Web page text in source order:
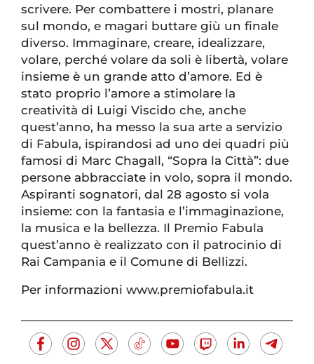
scrivere. Per combattere i mostri, planare
sul mondo, e magari buttare giù un finale
diverso. Immaginare, creare, idealizzare,
volare, perché volare da soli è libertà, volare
insieme è un grande atto d’amore. Ed è
stato proprio l’amore a stimolare la
creatività di Luigi Viscido che, anche
quest’anno, ha messo la sua arte a servizio
di Fabula, ispirandosi ad uno dei quadri più
famosi di Marc Chagall, “Sopra la Città”: due
persone abbracciate in volo, sopra il mondo.
Aspiranti sognatori, dal 28 agosto si vola
insieme: con la fantasia e l’immaginazione,
la musica e la bellezza. Il Premio Fabula
quest’anno è realizzato con il patrocinio di
Rai Campania e il Comune di Bellizzi.
Per informazioni www.premiofabula.it